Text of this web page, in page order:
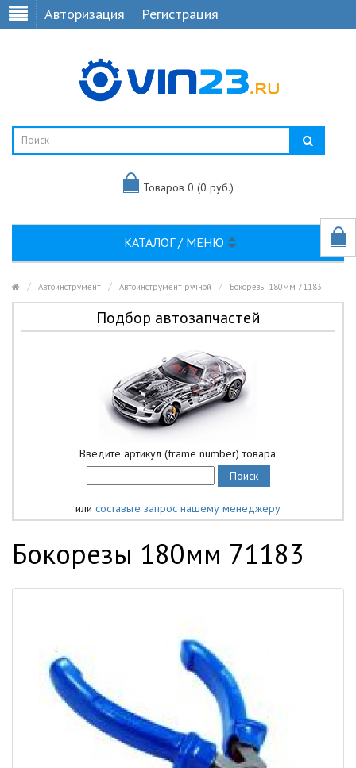
Авторизация Регистрация
Товаров 0 (0 руб.)
КАТАЛОГ / МЕНЮ
Автоинструмент Автоинструмент ручной Бокорезы 180мм 71183
Подбор автозапчастей
Введите артикул (frame number) товара:
или составьте запрос нашему менеджеру
Бокорезы 180мм 71183